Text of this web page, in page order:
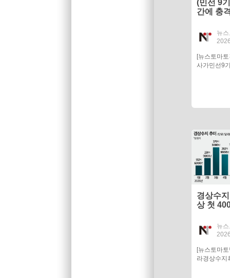
(민선 9
간에 충
뉴
[뉴스토마
사가민선9
경상수
상 첫
뉴
[뉴스토마
라경상수지